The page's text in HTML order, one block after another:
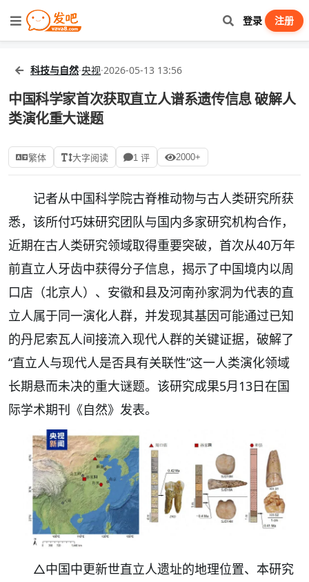
登录 注册
科技与自然·央视·2026-05-13 13:56
中国科学家首次获取直立人谱系遗传信息 破解人
类演化重大谜题
繁体 大字阅读 1 评 2000+
记者从中国科学院古脊椎动物与古人类研究所获
悉，该所付巧妹研究团队与国内多家研究机构合作，
近期在古人类研究领域取得重要突破，首次从40万年
前直立人牙齿中获得分子信息，揭示了中国境内以周
口店（北京人）、安徽和县及河南孙家洞为代表的直
立人属于同一演化人群，并发现其基因可能通过已知
的丹尼索瓦人间接流入现代人群的关键证据，破解了
“直立人与现代人是否具有关联性”这一人类演化领域
长期悬而未决的重大谜题。该研究成果5月13日在国
际学术期刊《自然》发表。
△中国中更新世直立人遗址的地理位置、本研究